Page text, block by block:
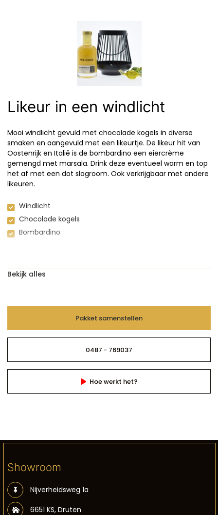
Likeur in een windlicht
Mooi windlicht gevuld met chocolade kogels in diverse
smaken en aangevuld met een likeurtje. De likeur hit van
Oostenrijk en Italië is de bombardino een eiercrème
gemengd met marsala. Drink deze eventueel warm en top
het af met een dot slagroom. Ook verkrijgbaar met andere
likeuren.
Windlicht
Chocolade kogels
Bombardino
Bekijk alles
Pakket samenstellen
0487 - 769037
Hoe werkt het?
Showroom
Nijverheidsweg 1a
6651 KS, Druten